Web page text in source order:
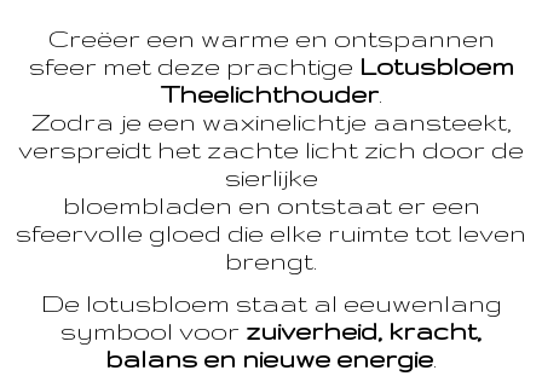
Creëer een warme en ontspannen
sfeer met deze prachtige Lotusbloem
Theelichthouder.
Zodra je een waxinelichtje aansteekt,
verspreidt het zachte licht zich door de
sierlijke
bloembladen en ontstaat er een
sfeervolle gloed die elke ruimte tot leven
brengt.
De lotusbloem staat al eeuwenlang
symbool voor zuiverheid, kracht,
balans en nieuwe energie